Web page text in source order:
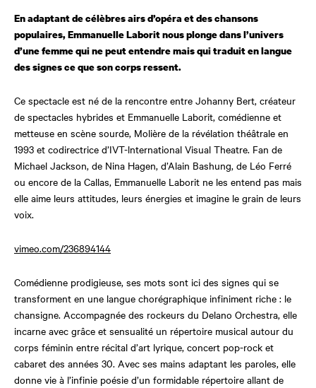
En adaptant de célèbres airs d’opéra et des chansons
populaires, Emmanuelle Laborit nous plonge dans l’univers
d’une femme qui ne peut entendre mais qui traduit en langue
des signes ce que son corps ressent.
Ce spectacle est né de la rencontre entre Johanny Bert, créateur
de spectacles hybrides et Emmanuelle Laborit, comédienne et
metteuse en scène sourde, Molière de la révélation théâtrale en
1993 et codirectrice d’IVT-lnternational Visual Theatre. Fan de
Michael Jackson, de Nina Hagen, d’Alain Bashung, de Léo Ferré
ou encore de la Callas, Emmanuelle Laborit ne les entend pas mais
elle aime leurs attitudes, leurs énergies et imagine le grain de leurs
voix.
vimeo.com/236894144
Comédienne prodigieuse, ses mots sont ici des signes qui se
transforment en une langue chorégraphique infiniment riche : le
chansigne. Accompagnée des rockeurs du Delano Orchestra, elle
incarne avec grâce et sensualité un répertoire musical autour du
corps féminin entre récital d’art lyrique, concert pop-rock et
cabaret des années 30. Avec ses mains adaptant les paroles, elle
donne vie à l’infinie poésie d’un formidable répertoire allant de